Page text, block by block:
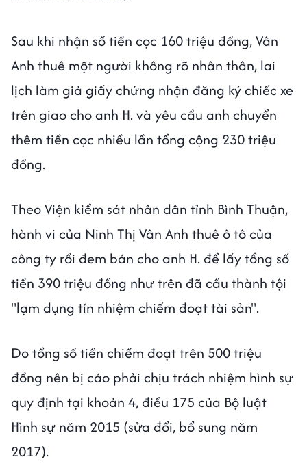
Sau khi nhận số tiền cọc 160 triệu đồng, Vân
Anh thuê một người không rõ nhân thân, lai
lịch làm giả giấy chứng nhận đăng ký chiếc xe
trên giao cho anh H. và yêu cầu anh chuyển
thêm tiền cọc nhiều lần tổng cộng 230 triệu
đồng.
Theo Viện kiểm sát nhân dân tỉnh Bình Thuận,
hành vi của Ninh Thị Vân Anh thuê ô tô của
công ty rồi đem bán cho anh H. để lấy tổng số
tiền 390 triệu đồng như trên đã cấu thành tội
"lạm dụng tín nhiệm chiếm đoạt tài sản".
Do tổng số tiền chiếm đoạt trên 500 triệu
đồng nên bị cáo phải chịu trách nhiệm hình sự
quy định tại khoản 4, điều 175 của Bộ luật
Hình sự năm 2015 (sửa đổi, bổ sung năm
2017).